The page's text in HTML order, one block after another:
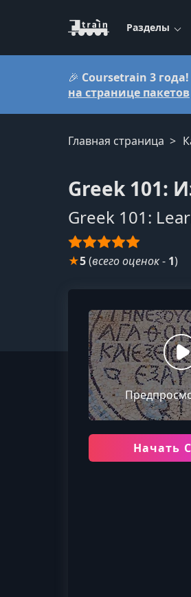
Разделы
🎉 Coursetrain 3 года!
на странице пакетов
Главная страница
Greek 101:
Greek 101:
★5(всего оценок- 1)
Начать